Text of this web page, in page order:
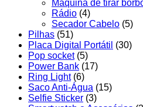
Máquina de tirar
Rádio (4)
Secador Cabelo (5)
Pilhas (51)
Placa Digital Portátil (30)
Pop socket (5)
Power Bank (17)
Ring Light (6)
Saco Anti-Água (15)
Selfie Sticker (3)